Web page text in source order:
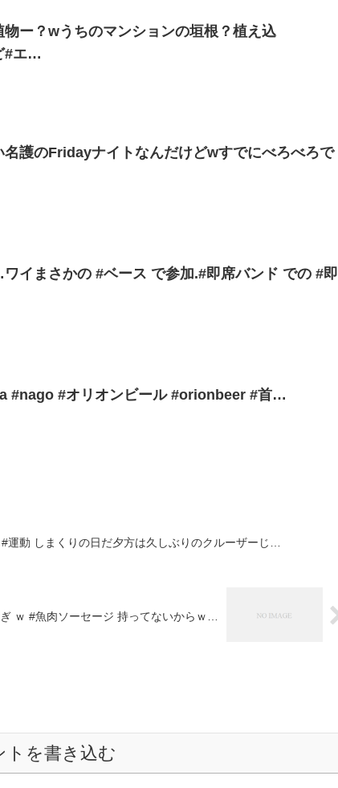
物ー？wうちのマンションの垣根？植え込
#エ…
名護のFridayナイトなんだけどwすでにべろべろで
イまさかの #ベース で参加.#即席バンド での #即
#nago #オリオンビール #orionbeer #首…
運動 しまくりの日だ夕方は久しぶりのクルーザーじ…
ｗ #魚肉ソーセージ 持ってないからｗ…
トを書き込む